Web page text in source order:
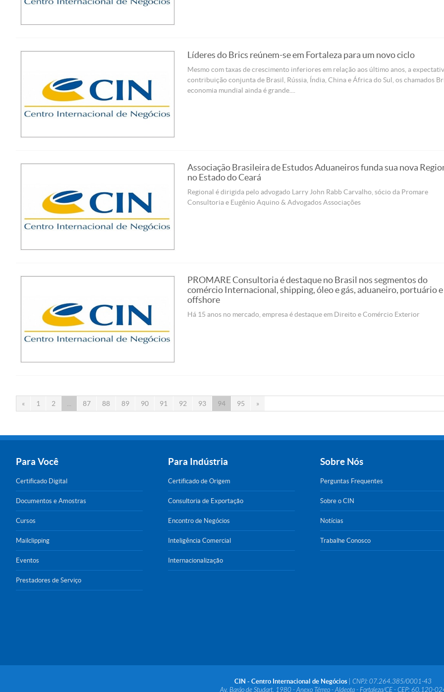
Líderes do Brics reúnem-se em Fortaleza para um novo ciclo
Mesmo com taxas de crescimento inferiores em relação aos último anos, a
contribuição conjunta de Brasil, Rússia, Índia, China e África do Sul, os chamados
economia mundial ainda é grande....
Associação Brasileira de Estudos Aduaneiros funda sua nova
no Estado do Ceará
Regional é dirigida pelo advogado Larry John Rabb Carvalho, sócio da Promare
Consultoria e Eugênio Aquino & Advogados Associações
PROMARE Consultoria é destaque no Brasil nos segmentos do
comércio Internacional, shipping, óleo e gás, aduaneiro, portuário e
offshore
Há 15 anos no mercado, empresa é destaque em Direito e Comércio Exterior
« 1 2 ... 87 88 89 90 91 92 93 94 95 »
Para Você
Certificado Digital
Documentos e Amostras
Cursos
Mailclipping
Eventos
Prestadores de Serviço
Para Indústria
Certificado de Origem
Consultoria de Exportação
Encontro de Negócios
Inteligência Comercial
Internacionalização
Sobre Nós
Perguntas Frequentes
Sobre o CIN
Notícias
Trabalhe Conosco
CIN - Centro Internacional de Negócios
| CNPJ: 07.264.385/0001-43
Av. Barão de Studart, 1980 - Anexo Térreo - Aldeota - Fortaleza/CE - CEP: 60.120-